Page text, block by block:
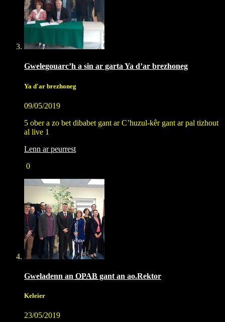
Gwelegouarc’h a sin ar garta Ya d’ar brezhoneg
Ya d'ar brezhoneg
09/05/2019
5 ober a zo bet dibabet gant ar C’huzul-kêr gant ar pal tizhout
al live 1
Lenn ar peurrest
0
Gweladenn an OPAB gant an ao.Rektor
Keleier
23/05/2019